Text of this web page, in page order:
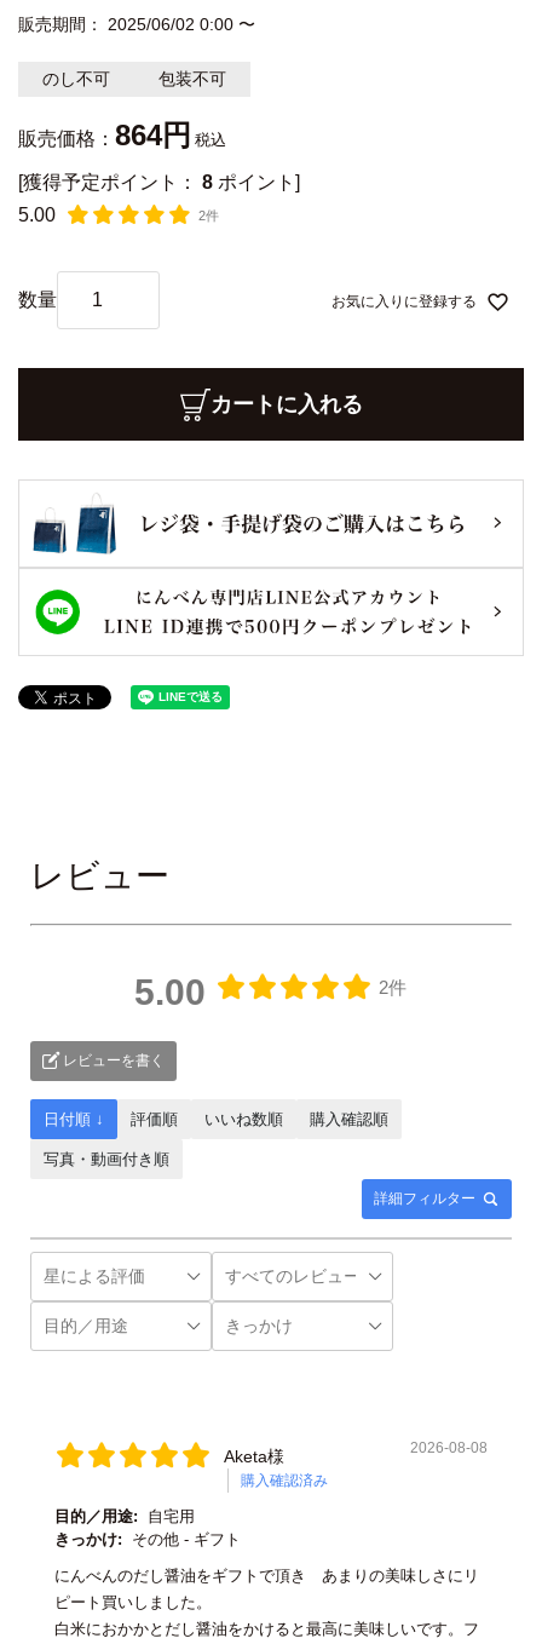
販売期間
2025/06/02 0:00 〜
のし不可 包装不可
販売価格： 864 税込
[獲得予定ポイント： 8 ポイント]
5.00
2件
お気に入りに登録する
カートに入れる
レビュー
5.00 2件
レビューを書く
詳細フィルター
日付順 ↓ 評価順 いいね数順 購入確認順
写真・動画付き順
Aketa様
購入確認済み
2026-08-08
目的／用途:
自宅用
きっかけ:
その他 - ギフト
にんべんのだし醤油をギフトで頂き あまりの美味しさにリ
ピート買いしました。
白米におかかとだし醤油をかけると最高に美味しいです。フ